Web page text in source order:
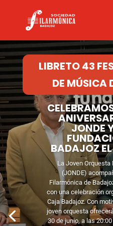
LIBRETO 43
DE MÚSICA
JONDE
BADAJOZ
La Joven Orquesta
(JONDE)
Filarmónica de
con una celebración
Caja Badajoz. Con
joven orquesta
30 de junio, a las